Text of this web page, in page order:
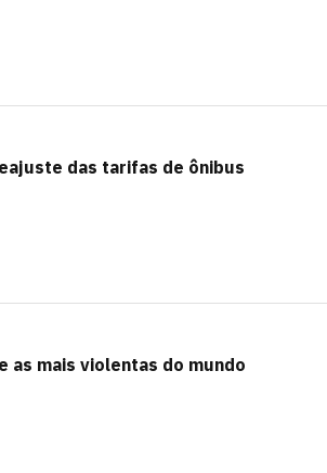
das tarifas de ônibus
as mais violentas do mundo